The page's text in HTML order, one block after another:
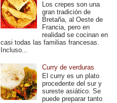
Los crepes son una
gran tradición de
Bretaña, al Oeste de
Francia, pero en
realidad se cocinan en
casi todas las familias francesas.
Incluso...
Curry de verduras
El curry es un plato
procedente del sur y
sureste asiático. Se
puede preparar tanto